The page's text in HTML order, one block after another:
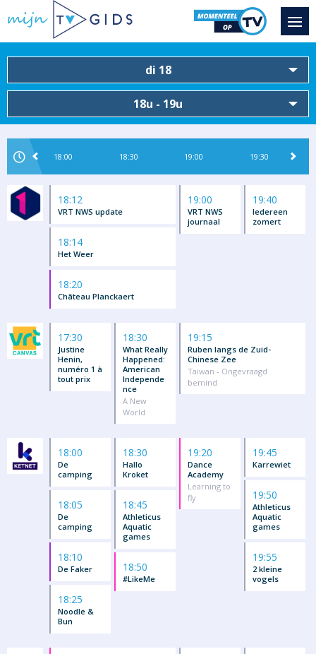
di 18
18u - 19u
18:00 18:30 19:00 19:30
18:12
VRT NWS update
18:14
Het Weer
18:20
Château Planckaert
19:00
VRT NWS
journaal
19:40
Iedereen
zomert
17:30
Justine
Henin,
numéro 1 à
tout prix
18:30
What Really
Happened:
American
Independe
nce
A New
World
19:15
Ruben langs de Zuid-
Chinese Zee
Taiwan - Ongevraagd
bemind
18:00
De
camping
18:05
De
camping
18:10
De Faker
18:25
Noodle &
Bun
18:30
Hallo
Kroket
18:45
Athleticus
Aquatic
games
18:50
#LikeMe
19:20
Dance
Academy
Learning to
fly
19:45
Karrewiet
19:50
Athleticus
Aquatic
games
19:55
2 kleine
vogels